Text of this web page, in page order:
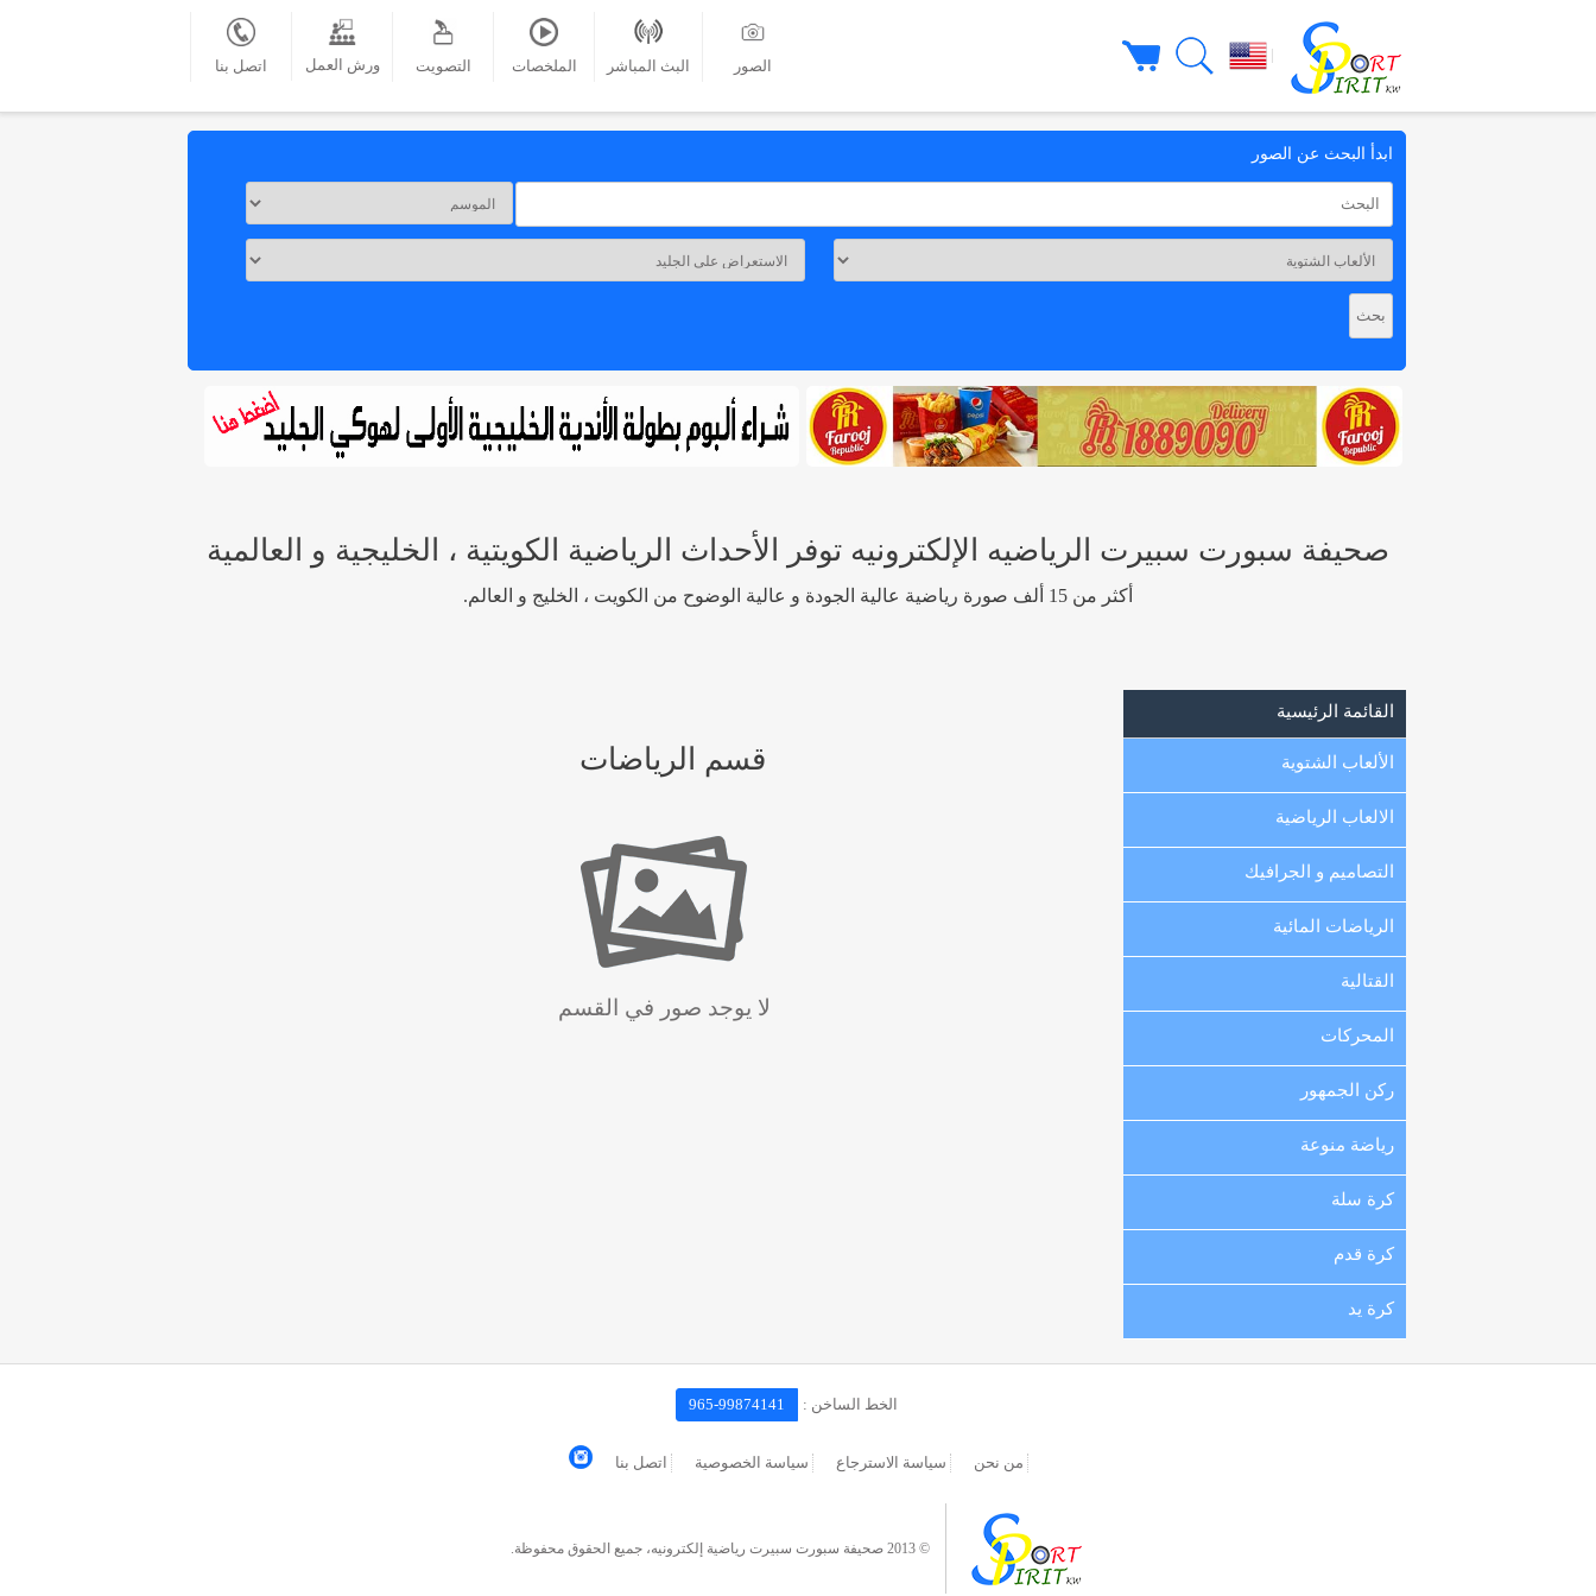
|
الصور البث المباشر الملخصات التصويت ورش العمل اتصل بنا
ابدأ البحث عن الصور
صحيفة سبورت سبيرت الرياضيه الإلكترونيه توفر الأحداث الرياضية الكويتية ، الخليجية و العالمية
أكثر من 15 ألف صورة رياضية عالية الجودة و عالية الوضوح من الكويت ، الخليج و العالم.
القائمة الرئيسية
الألعاب الشتوية
الالعاب الرياضية
التصاميم و الجرافيك
الرياضات المائية
القتالية
المحركات
ركن الجمهور
رياضة منوعة
كرة سلة
كرة قدم
كرة يد
قسم الرياضات
لا يوجد صور في القسم
الخط الساخن : 965-99874141
من نحن سياسة الاسترجاع سياسة الخصوصية اتصل بنا
© 2013 صحيفة سبورت سبيرت رياضية إلكترونيه، جميع الحقوق محفوظة.